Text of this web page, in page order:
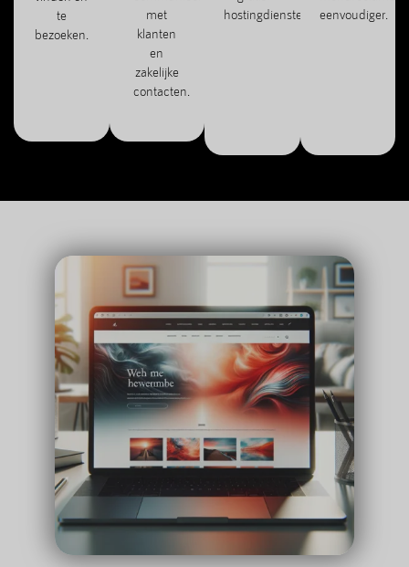
te
bezoeken.
met
klanten
en
zakelijke
contacten.
hostingdiensten.
eenvoudiger.